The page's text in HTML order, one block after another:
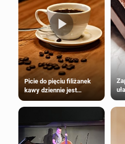
Picie do pięciu filiżanek
kawy dziennie jest
większości dorosłych